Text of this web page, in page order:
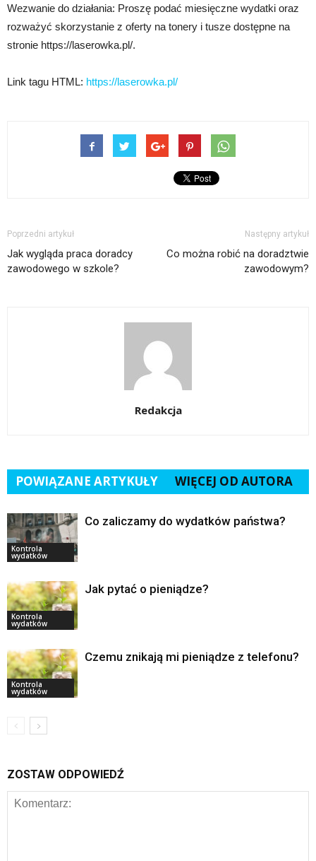
Wezwanie do działania: Proszę podać miesięczne wydatki oraz
rozważyć skorzystanie z oferty na tonery i tusze dostępne na
stronie https://laserowka.pl/.
Link tagu HTML: https://laserowka.pl/
Poprzedni artykuł
Jak wygląda praca doradcy
zawodowego w szkole?
Następny artykuł
Co można robić na doradztwie
zawodowym?
Redakcja
POWIĄZANE ARTYKUŁY WIĘCEJ OD AUTORA
Kontrola
wydatków
Co zaliczamy do wydatków państwa?
Kontrola
wydatków
Jak pytać o pieniądze?
Kontrola
wydatków
Czemu znikają mi pieniądze z telefonu?
ZOSTAW ODPOWIEDŹ